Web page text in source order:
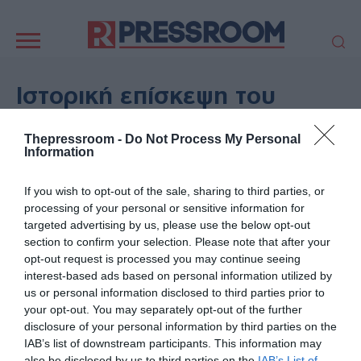
Thepressroom - Do Not Process My Personal
Information
If you wish to opt-out of the sale, sharing to third parties, or
processing of your personal or sensitive information for
targeted advertising by us, please use the below opt-out
section to confirm your selection. Please note that after your
opt-out request is processed you may continue seeing
interest-based ads based on personal information utilized by
us or personal information disclosed to third parties prior to
your opt-out. You may separately opt-out of the further
disclosure of your personal information by third parties on the
IAB’s list of downstream participants. This information may
πλοήγηση
ΠΟΛΙΤΙΚΗ
ΟΙΚΟΝΟΜΙΑ
ΕΛΛΑΔΑ
ΕΚΚΛΗΣΙΑ
ΑΜΥΝΑ
ΔΙΕΘΝΗ
SPORTS
ΑΥΤΟΔΙΟΙΚΗΣΗ
AUTO - MOTO
ΓΑΣΤΡΟΝΟΜΙΑ
ΥΓΕΙΑ
ΤΕΧΝΟΛΟΓΙΑ
ΠΑΡΑΞΕΝΑ
ΖΩΔΙΑ
ΑΡΘΡΟΓΡΑΦΙΑ
Ιστορική επίσκεψη του
Πάπα Λέοντα στην Ισπανία:
«Η ασφάλεια δεν χτίζεται με
όπλα και τείχη»
ΔΙΕΘΝΗ
06/06/2026 - 22:05